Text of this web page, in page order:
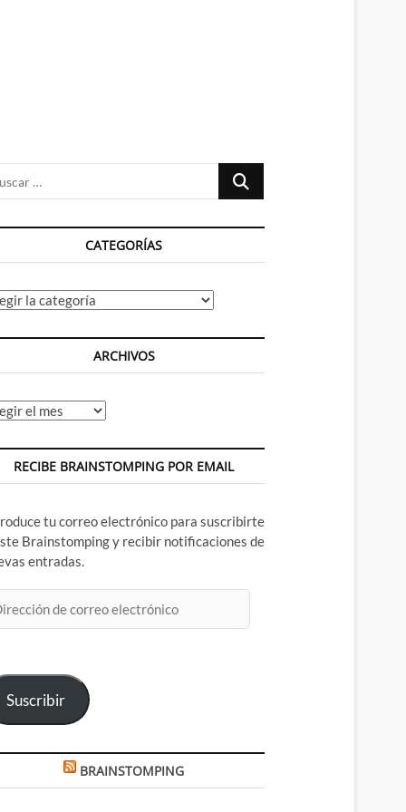
Buscar
CATEGORÍAS
ARCHIVOS
RECIBE BRAINSTOMPING POR EMAIL
tu correo electrónico para suscribirte
Brainstomping y recibir notificaciones de
entradas.
Suscribir
BRAINSTOMPING